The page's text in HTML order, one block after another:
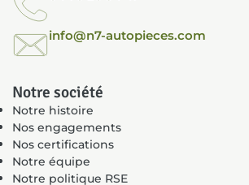
info@n7-autopieces.com
Notre société
Notre histoire
Nos engagements
Nos certifications
Notre équipe
Notre politique RSE